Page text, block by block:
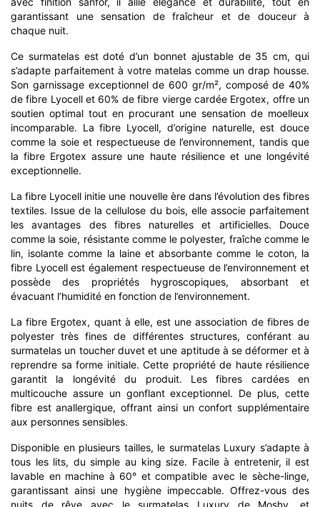
garantissant une sensation de fraîcheur et de douceur à
chaque nuit.
Ce surmatelas est doté d’un bonnet ajustable de 35 cm, qui
s’adapte parfaitement à votre matelas comme un drap housse.
Son garnissage exceptionnel de 600 gr/m², composé de 40%
de fibre Lyocell et 60% de fibre vierge cardée Ergotex, offre un
soutien optimal tout en procurant une sensation de moelleux
incomparable. La fibre Lyocell, d’origine naturelle, est douce
comme la soie et respectueuse de l’environnement, tandis que
la fibre Ergotex assure une haute résilience et une longévité
exceptionnelle.
La fibre Lyocell initie une nouvelle ère dans l’évolution des fibres
textiles. Issue de la cellulose du bois, elle associe parfaitement
les avantages des fibres naturelles et artificielles. Douce
comme la soie, résistante comme le polyester, fraîche comme le
lin, isolante comme la laine et absorbante comme le coton, la
fibre Lyocell est également respectueuse de l’environnement et
possède des propriétés hygroscopiques, absorbant et
évacuant l’humidité en fonction de l’environnement.
La fibre Ergotex, quant à elle, est une association de fibres de
polyester très fines de différentes structures, conférant au
surmatelas un toucher duvet et une aptitude à se déformer et à
reprendre sa forme initiale. Cette propriété de haute résilience
garantit la longévité du produit. Les fibres cardées en
multicouche assure un gonflant exceptionnel. De plus, cette
fibre est anallergique, offrant ainsi un confort supplémentaire
aux personnes sensibles.
Disponible en plusieurs tailles, le surmatelas Luxury s’adapte à
tous les lits, du simple au king size. Facile à entretenir, il est
lavable en machine à 60° et compatible avec le sèche-linge,
garantissant ainsi une hygiène impeccable. Offrez-vous des
nuits de rêve avec le surmatelas Luxury de Moshy, et